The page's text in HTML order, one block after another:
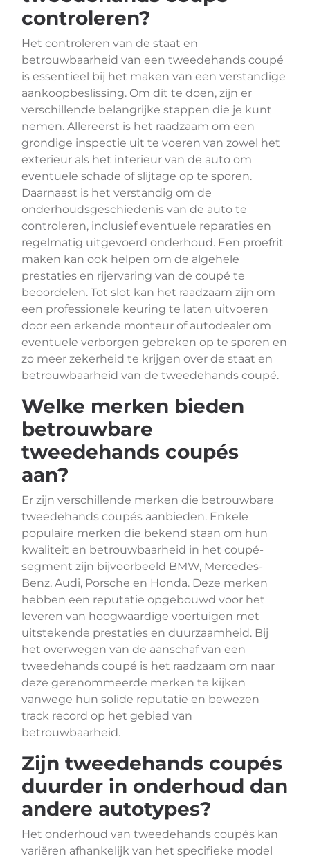
controleren?
Het controleren van de staat en
betrouwbaarheid van een tweedehands coupé
is essentieel bij het maken van een verstandige
aankoopbeslissing. Om dit te doen, zijn er
verschillende belangrijke stappen die je kunt
nemen. Allereerst is het raadzaam om een
grondige inspectie uit te voeren van zowel het
exterieur als het interieur van de auto om
eventuele schade of slijtage op te sporen.
Daarnaast is het verstandig om de
onderhoudsgeschiedenis van de auto te
controleren, inclusief eventuele reparaties en
regelmatig uitgevoerd onderhoud. Een proefrit
maken kan ook helpen om de algehele
prestaties en rijervaring van de coupé te
beoordelen. Tot slot kan het raadzaam zijn om
een professionele keuring te laten uitvoeren
door een erkende monteur of autodealer om
eventuele verborgen gebreken op te sporen en
zo meer zekerheid te krijgen over de staat en
betrouwbaarheid van de tweedehands coupé.
Welke merken bieden
betrouwbare
tweedehands coupés
aan?
Er zijn verschillende merken die betrouwbare
tweedehands coupés aanbieden. Enkele
populaire merken die bekend staan om hun
kwaliteit en betrouwbaarheid in het coupé-
segment zijn bijvoorbeeld BMW, Mercedes-
Benz, Audi, Porsche en Honda. Deze merken
hebben een reputatie opgebouwd voor het
leveren van hoogwaardige voertuigen met
uitstekende prestaties en duurzaamheid. Bij
het overwegen van de aanschaf van een
tweedehands coupé is het raadzaam om naar
deze gerenommeerde merken te kijken
vanwege hun solide reputatie en bewezen
track record op het gebied van
betrouwbaarheid.
Zijn tweedehands coupés
duurder in onderhoud dan
andere autotypes?
Het onderhoud van tweedehands coupés kan
variëren afhankelijk van het specifieke model